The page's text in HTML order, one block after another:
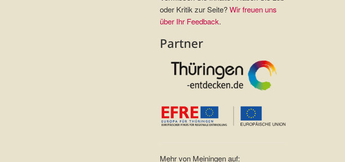
oder Kritik zur Seite?Wir freuen uns
über Ihr Feedback.
Partner
Mehr von Meiningen auf: